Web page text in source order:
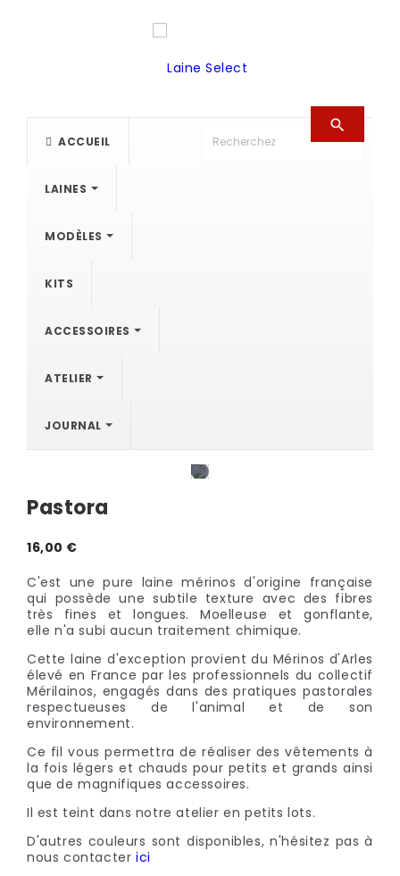
ACCUEIL
LAINES
MODÈLES
KITS
ACCESSOIRES
ATELIER
JOURNAL

Pastora
16,00 €
C'est une pure laine mérinos d'origine française
qui possède une subtile texture avec des fibres
très fines et longues. Moelleuse et gonflante,
elle n'a subi aucun traitement chimique.
Cette laine d'exception provient du Mérinos d'Arles
élevé en France par les professionnels du collectif
Mérilainos, engagés dans des pratiques pastorales
respectueuses de l'animal et de son
environnement.
Ce fil vous permettra de réaliser des vêtements à
la fois légers et chauds pour petits et grands ainsi
que de magnifiques accessoires.
Il est teint dans notre atelier en petits lots.
D'autres couleurs sont disponibles, n'hésitez pas à
nous contacter ici